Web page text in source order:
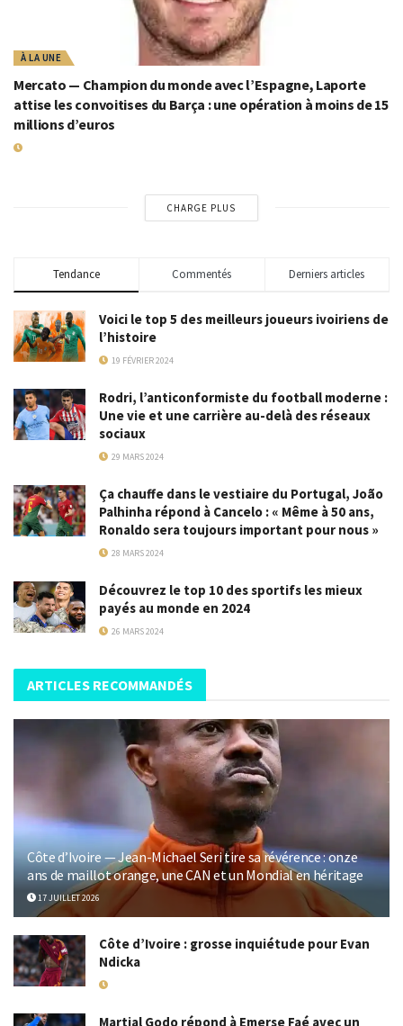
À LA UNE
Mercato — Champion du monde avec l’Espagne, Laporte
attise les convoitises du Barça : une opération à moins de 15
millions d’euros
CHARGE PLUS
Tendance Commentés Derniers articles
Voici le top 5 des meilleurs joueurs ivoiriens de
l’histoire
19 FÉVRIER 2024
Rodri, l’anticonformiste du football moderne :
Une vie et une carrière au-delà des réseaux
sociaux
29 MARS 2024
Ça chauffe dans le vestiaire du Portugal, João
Palhinha répond à Cancelo : « Même à 50 ans,
Ronaldo sera toujours important pour nous »
28 MARS 2024
Découvrez le top 10 des sportifs les mieux
payés au monde en 2024
26 MARS 2024
ARTICLES RECOMMANDÉS
Côte d’Ivoire — Jean-Michael Seri tire sa révérence : onze
ans de maillot orange, une CAN et un Mondial en héritage
17 JUILLET 2026
Côte d’Ivoire : grosse inquiétude pour Evan
Ndicka
Martial Godo répond à Emerse Faé avec un